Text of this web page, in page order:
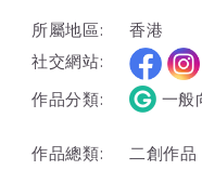
所屬地區:
香港
社交網站:
作品分類:
一般
作品總類:
二創作